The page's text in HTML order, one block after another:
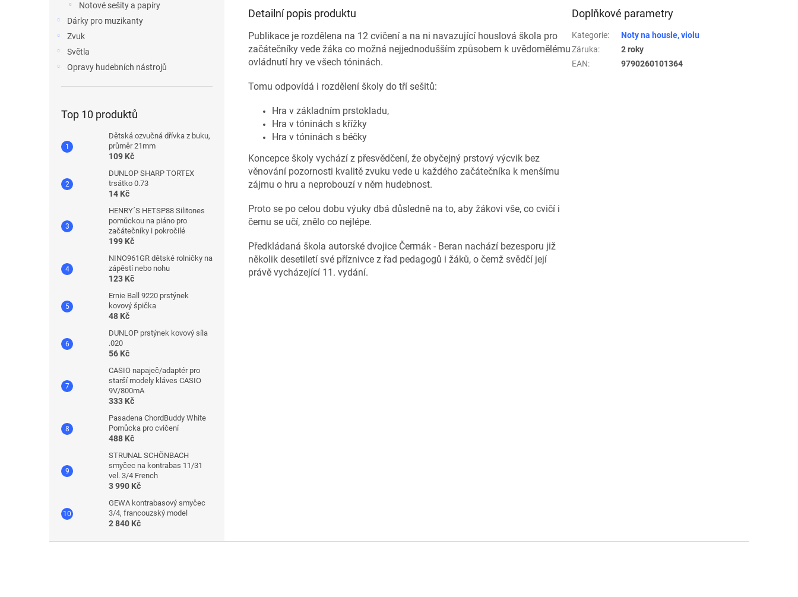
Notové sešity a papíry
Dárky pro muzikanty
Zvuk
Světla
Opravy hudebních nástrojů
Top 10 produktů
Dětská ozvučná dřívka z buku,
průměr 21mm
109 Kč
DUNLOP SHARP TORTEX
trsátko 0.73
14 Kč
HENRY´S HETSP88 Silitones
pomůckou na piáno pro
začátečníky i pokročilé
199 Kč
NINO961GR dětské rolničky na
zápěstí nebo nohu
123 Kč
Ernie Ball 9220 prstýnek
kovový špička
48 Kč
DUNLOP prstýnek kovový síla
.020
56 Kč
CASIO napaječ/adaptér pro
starší modely kláves CASIO
9V/800mA
333 Kč
Pasadena ChordBuddy White
Pomůcka pro cvičení
488 Kč
STRUNAL SCHÖNBACH
smyčec na kontrabas 11/31
vel. 3/4 French
3 990 Kč
GEWA kontrabasový smyčec
3/4, francouzský model
2 840 Kč
Detailní popis produktu
Publikace je rozdělena na 12 cvičení a na ni navazující houslová škola pro
začátečníky vede žáka co možná nejjednodušším způsobem k uvědomělému
ovládnutí hry ve všech tóninách.
Tomu odpovídá i rozdělení školy do tří sešitů:
Hra v základním prstokladu,
Hra v tóninách s křížky
Hra v tóninách s béčky
Koncepce školy vychází z přesvědčení, že obyčejný prstový výcvik bez
věnování pozornosti kvalitě zvuku vede u každého začátečníka k menšímu
zájmu o hru a neprobouzí v něm hudebnost.
Proto se po celou dobu výuky dbá důsledně na to, aby žákovi vše, co cvičí i
čemu se učí, znělo co nejlépe.
Předkládaná škola autorské dvojice Čermák - Beran nachází bezesporu již
několik desetiletí své příznivce z řad pedagogů i žáků, o čemž svědčí její
právě vycházející 11. vydání.
Doplňkové parametry
Kategorie:
Noty na housle, violu
Záruka:
2 roky
EAN: 9790260101364